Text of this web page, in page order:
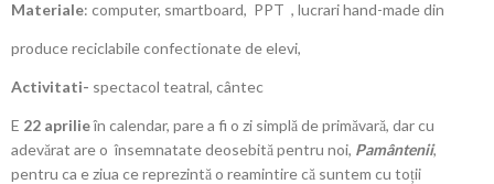
Materiale: computer, smartboard, PPT , lucrari hand-made din
produce reciclabile confectionate de elevi,
Activitati- spectacol teatral, cântec
E 22 aprilieîn calendar, pare a fi o zi simplă de primăvară, dar cu
adevărat are o însemnatate deosebită pentru noi, Pamântenii,
pentru ca e ziua ce reprezintă o reamintire că suntem cu toții